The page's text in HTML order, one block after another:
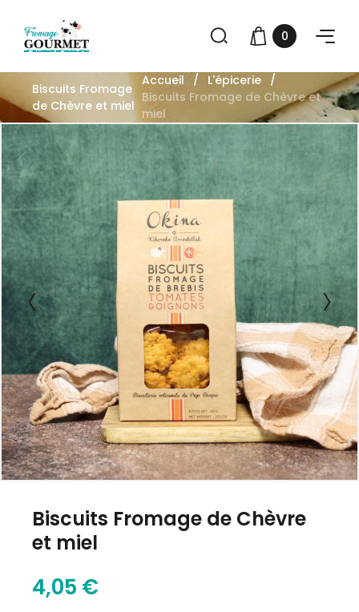
0
Biscuits Fromage
de Chèvre et miel
Accueil
L'épicerie
Biscuits Fromage de Chèvre et
miel
Biscuits Fromage de Chèvre
et miel
4,05 €